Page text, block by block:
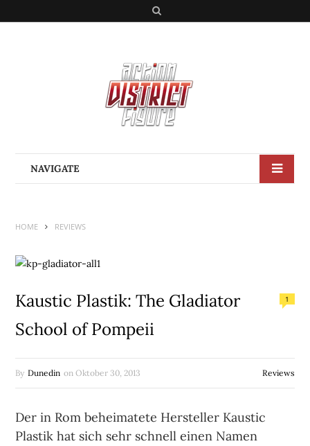
r
c
h
NAVIGATE
HOME REVIEWS
Kaustic Plastik: The Gladiator
School of Pompeii
1
By Dunedin on Oktober 30, 2013 Reviews
Der in Rom beheimatete Hersteller Kaustic
Plastik hat sich sehr schnell einen Namen